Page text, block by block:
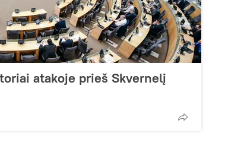
atakoje prieš Skvernelį